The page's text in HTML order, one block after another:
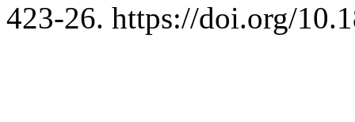
423-26. https://doi.org/